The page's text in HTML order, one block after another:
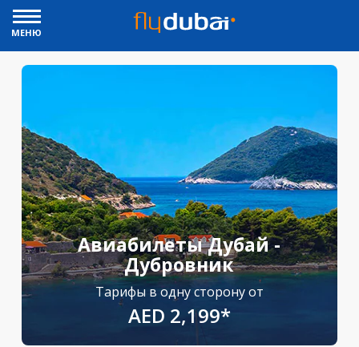
МЕНЮ
Авиабилеты Дубай -
Дубровник
Тарифы в одну сторону от
AED 2,199*